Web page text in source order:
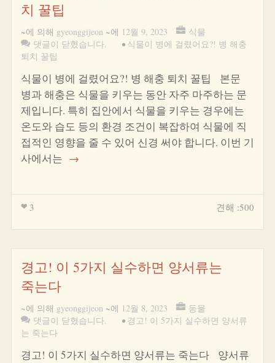
치 꿀팁
~에 의해 gyeonggijeon ~에 12월 9, 2023
식물
댓글이 닫혔습니다.
• 식물이 병에 걸렸어요?! 병 해충
퇴치 꿀팁
식물이 병에 걸렸어요?! 병 해충 퇴치 꿀팁 본문
병과 해충은 식물을 키우는 동안 자주 마주하는 문
제입니다. 특히 집안에서 식물을 키우는 경우에는
온도와 습도 등의 환경 조건이 복잡하여 식물에 직
접적인 영향을 줄 수 있어 신경 써야 합니다. 이번 기
사에서는 →
3 견해 :500
경고! 이 5가지 실수하면 양서류는
죽는다
~에 의해 gyeonggijeon ~에 12월 8, 2023
동물
댓글이 닫혔습니다.
• 경고! 이 5가지 실수하면 양서류
는 죽는다
경고! 이 5가지 실수하면 양서류는 죽는다 양서류